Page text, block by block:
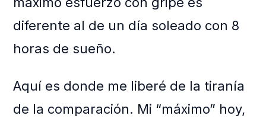
diferente al de un día soleado con 8
horas de sueño.
Aquí es donde me liberé de la tiranía
de la comparación. Mi “máximo” hoy,